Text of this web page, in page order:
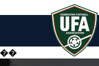
��